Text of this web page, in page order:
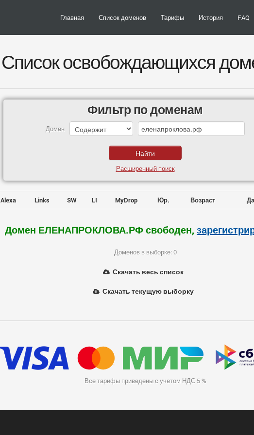
Главная Список доменов Тарифы История FAQ
Список освобождающихся
Фильтр по доменам
Домен
Расширенный поиск
Alexa Links SW LI MyDrop Юр. Возраст
Домен ЕЛЕНАПРОКЛОВА.РФ свободен,
Доменов в выборке: 0
Скачать весь список
Скачать текущую выборку
Все тарифы приведены с учетом НДС 5 %